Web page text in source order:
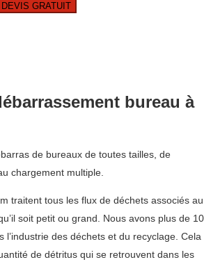
GRATUIT
bureau à
de bureaux de toutes tailles, de
chargement multiple.
traitent tous les flux de déchets associés au
soit petit ou grand. Nous avons plus de 10
l’industrie des déchets et du recyclage. Cela
de détritus qui se retrouvent dans les